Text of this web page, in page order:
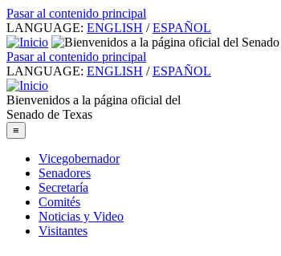
Pasar al contenido principal
LANGUAGE: ENGLISH / ESPAÑOL
Pasar al contenido principal
LANGUAGE: ENGLISH / ESPAÑOL
Bienvenidos a la página oficial del
Senado de Texas
≡
Vicegobernador
Senadores
Secretaría
Comités
Noticias y Video
Visitantes